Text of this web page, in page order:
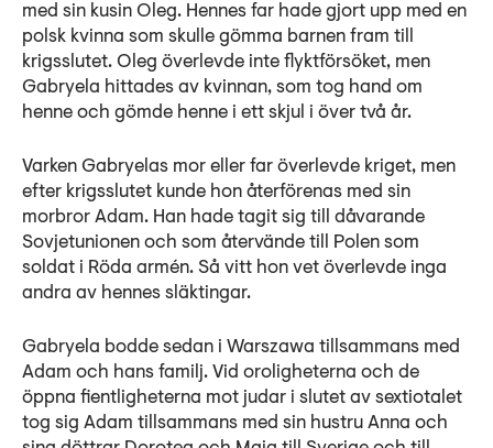
med sin kusin Oleg. Hennes far hade gjort upp med en
polsk kvinna som skulle gömma barnen fram till
krigsslutet. Oleg överlevde inte flyktförsöket, men
Gabryela hittades av kvinnan, som tog hand om
henne och gömde henne i ett skjul i över två år.
Varken Gabryelas mor eller far överlevde kriget, men
efter krigsslutet kunde hon återförenas med sin
morbror Adam. Han hade tagit sig till dåvarande
Sovjetunionen och som återvände till Polen som
soldat i Röda armén. Så vitt hon vet överlevde inga
andra av hennes släktingar.
Gabryela bodde sedan i Warszawa tillsammans med
Adam och hans familj. Vid oroligheterna och de
öppna fientligheterna mot judar i slutet av sextiotalet
tog sig Adam tillsammans med sin hustru Anna och